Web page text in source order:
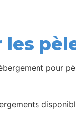
pour